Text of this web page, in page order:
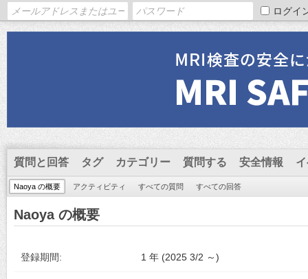
ログイ
質問と回答 タグ カテゴリー 質問する 安全情報
Naoya の概要 アクティビティ すべての質問 すべての回答
Naoya の概要
登録期間: 1 年 (2025 3/2 ～)